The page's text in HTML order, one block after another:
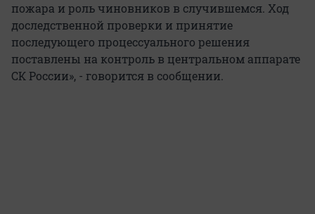
пожара и роль чиновников в случившемся. Ход
доследственной проверки и принятие
последующего процессуального решения
поставлены на контроль в центральном аппарате
СК России», - говорится в сообщении.